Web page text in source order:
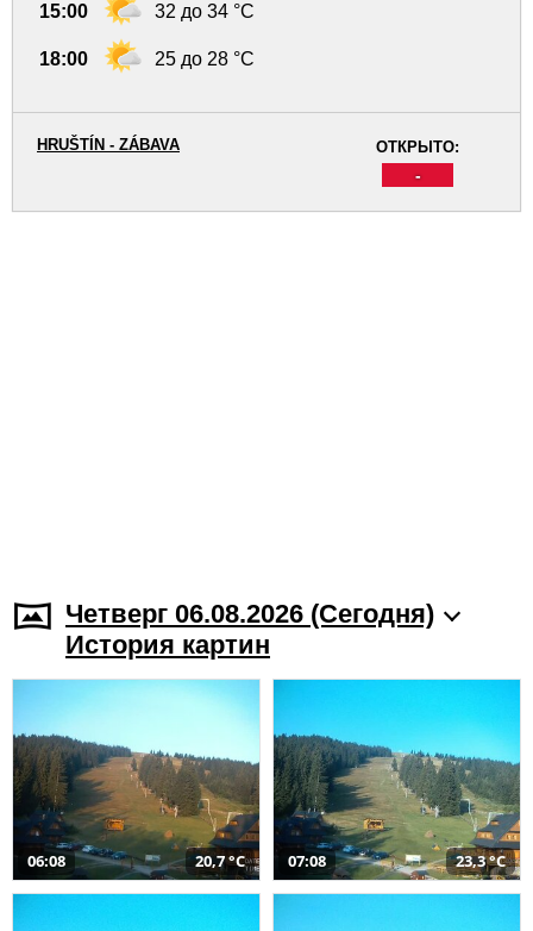
15:00 32 до 34 °C
18:00 25 до 28 °C
ОТКРЫТО:
-
HRUŠTÍN - ZÁBAVA
Четверг 06.08.2026 (Cегодня)
История картин
06:08 20,7 °C 07:08 23,3 °C